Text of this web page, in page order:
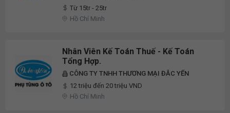
Từ 15tr - 25tr
Hồ Chí Minh
Nhân Viên Kế Toán Thuế - Kế Toán
Tổng Hợp.
CÔNG TY TNHH THƯƠNG MẠI ĐẮC YẾN
12 triệu đến 20 triệu VND
Hồ Chí Minh